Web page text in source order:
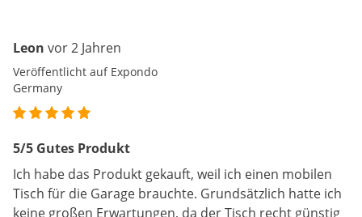
Leon vor 2 Jahren
Veröffentlicht auf Expondo
Germany
5/5 Gutes Produkt
Ich habe das Produkt gekauft, weil ich einen mobilen
Tisch für die Garage brauchte. Grundsätzlich hatte ich
keine großen Erwartungen, da der Tisch recht günstig